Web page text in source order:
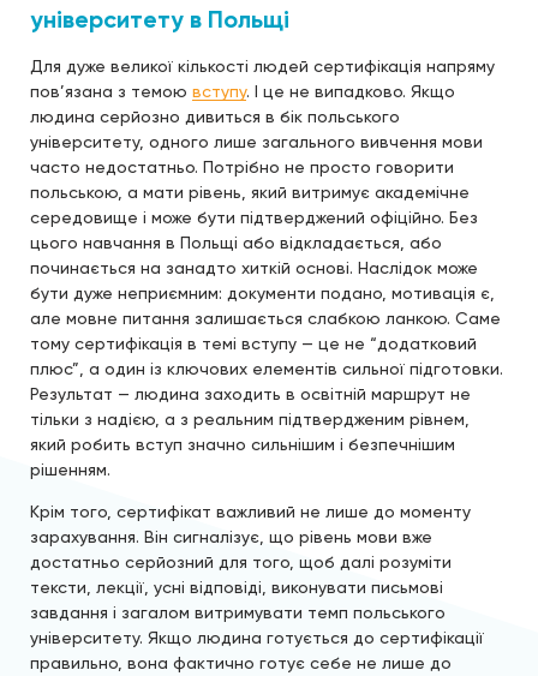
університету в Польщі
Для дуже великої кількості людей сертифікація напряму
пов’язана з темою вступу. І це не випадково. Якщо
людина серйозно дивиться в бік польського
університету, одного лише загального вивчення мови
часто недостатньо. Потрібно не просто говорити
польською, а мати рівень, який витримує академічне
середовище і може бути підтверджений офіційно. Без
цього навчання в Польщі або відкладається, або
починається на занадто хиткій основі. Наслідок може
бути дуже неприємним: документи подано, мотивація є,
але мовне питання залишається слабкою ланкою. Саме
тому сертифікація в темі вступу — це не “додатковий
плюс”, а один із ключових елементів сильної підготовки.
Результат — людина заходить в освітній маршрут не
тільки з надією, а з реальним підтвердженим рівнем,
який робить вступ значно сильнішим і безпечнішим
рішенням.
Крім того, сертифікат важливий не лише до моменту
зарахування. Він сигналізує, що рівень мови вже
достатньо серйозний для того, щоб далі розуміти
тексти, лекції, усні відповіді, виконувати письмові
завдання і загалом витримувати темп польського
університету. Якщо людина готується до сертифікації
правильно, вона фактично готує себе не лише до